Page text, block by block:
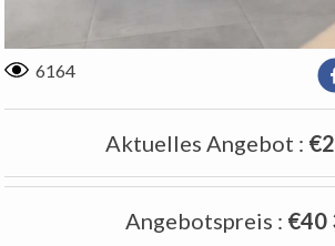
6164
Aktuelles Angebot :
Angebotspreis : €40